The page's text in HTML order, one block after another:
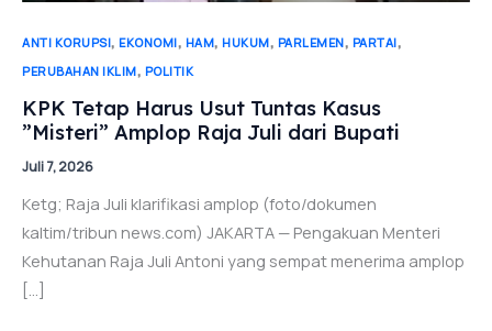
ANTI KORUPSI, EKONOMI, HAM, HUKUM, PARLEMEN, PARTAI,
PERUBAHAN IKLIM, POLITIK
KPK Tetap Harus Usut Tuntas Kasus
”Misteri” Amplop Raja Juli dari Bupati
Juli 7, 2026
Ketg; Raja Juli klarifikasi amplop (foto/dokumen
kaltim/tribun news.com) JAKARTA — Pengakuan Menteri
Kehutanan Raja Juli Antoni yang sempat menerima amplop
[…]